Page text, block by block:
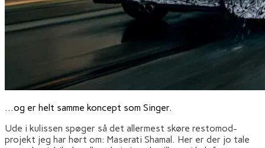
…og er helt samme koncept som Singer.
Ude i kulissen spøger så det allermest skøre restomod-
projekt jeg har hørt om: Maserati Shamal. Her er der jo tale